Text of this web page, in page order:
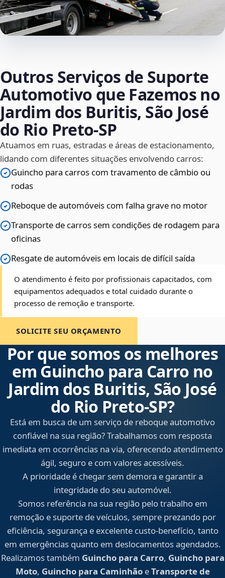
Outros Serviços de Suporte
Automotivo que Fazemos no
Jardim dos Buritis, São José
do Rio Preto‑SP
Atuamos em ruas, estradas e áreas de estacionamento,
lidando com diferentes situações envolvendo carros:
Guincho para carros com travamento de câmbio ou
rodas
Reboque de automóveis com falha grave no motor
Transporte de carros sem condições de rodagem para
oficinas
Resgate de automóveis em locais de difícil saída
O atendimento é feito por profissionais capacitados, com
equipamentos adequados e total cuidado durante o
processo de remoção e transporte.
SOLICITE SEU ORÇAMENTO
Por que somos os melhores
em Guincho para Carro no
Jardim dos Buritis, São José
do Rio Preto‑SP?
Está em busca de um serviço de reboque automotivo
confiável na sua região? Trabalhamos com resposta
imediata em ocorrências na via, oferecendo atendimento
ágil, seguro e com valores acessíveis.
A prioridade é chegar sem demora e garantir a
integridade do seu automóvel.
Somos referência na sua região pelo trabalho em
remoção e suporte de veículos, sempre prezando por
eficiência, segurança e excelente custo-benefício, tanto
em emergências quanto em deslocamentos agendados.
Realizamos também Guincho para Carro, Guincho para
Moto, Guincho para CaminhãoeTransporte de